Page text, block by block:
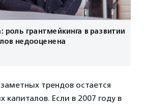
роль грантмейкинга в развитии
недооценена
трендов остается
капиталов. Если в 2007 году в